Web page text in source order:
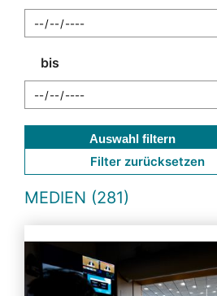
bis
Auswahl filtern
Filter zurücksetzen
MEDIEN (281)